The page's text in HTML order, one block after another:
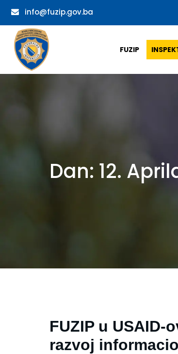
info@fuzip.gov.ba
FUZIP
Dan: 12.
FUZIP u USAID-
razvoj